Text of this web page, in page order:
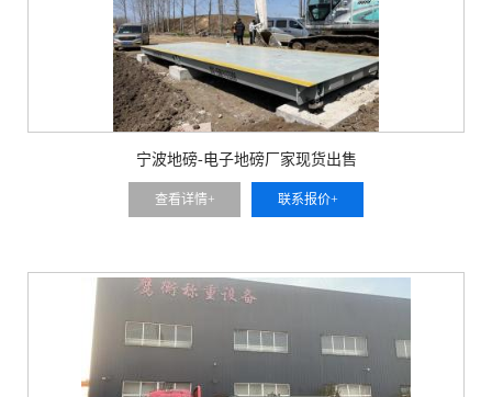
宁波地磅-电子地磅厂家现货出售
查看详情+ 联系报价+